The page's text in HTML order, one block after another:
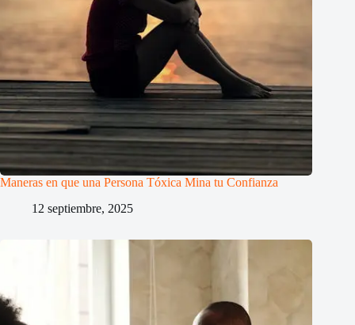
Maneras en que una Persona Tóxica Mina tu Confianza
12 septiembre, 2025